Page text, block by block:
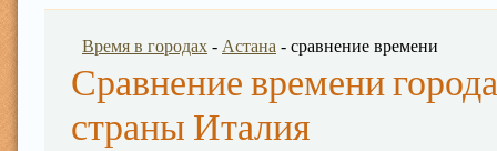
Время в городах - Астана - сравнение времени
Сравнение времени
страны Италия